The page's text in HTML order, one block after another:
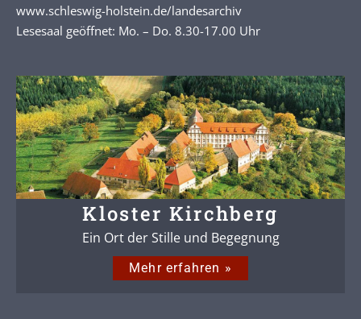
www.schleswig-holstein.de/landesarchiv
Lesesaal geöffnet: Mo. – Do. 8.30-17.00 Uhr
Kloster Kirchberg
Ein Ort der Stille und Begegnung
Mehr erfahren »